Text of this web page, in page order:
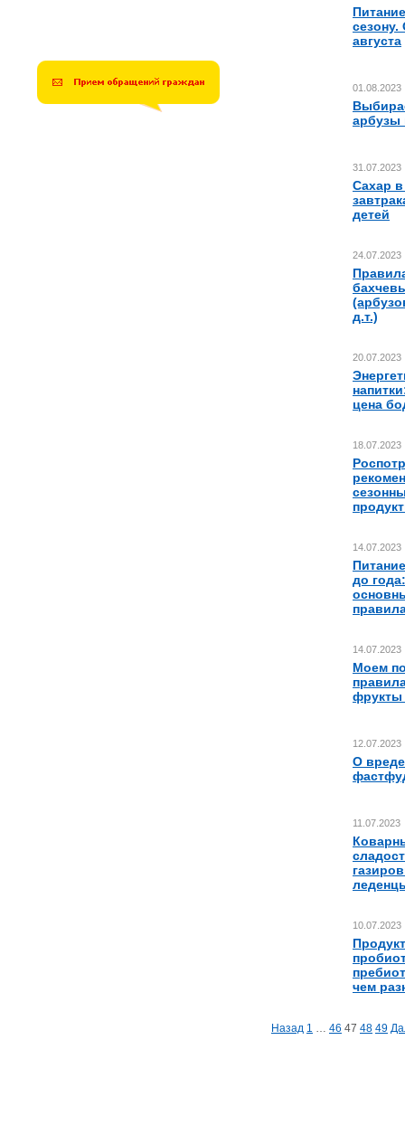
августа
арбузы
Сахар
детей
д.т.)
цена
до года:
Моем
О вреде
чем
Навигация
Назад 1 … 46 47 48 49